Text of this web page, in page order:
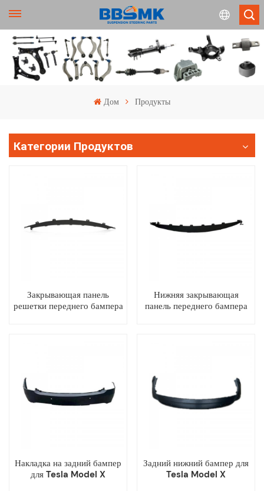
English
français
Дом Продукты
Категории Продуктов
Закрывающая панель
решетки переднего бампера
Нижняя закрывающая
панель переднего бампера
Накладка на задний бампер
для Tesla Model X
Задний нижний бампер для
Tesla Model X